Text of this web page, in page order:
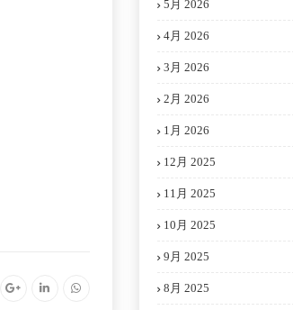
5月 2026
4月 2026
3月 2026
2月 2026
1月 2026
12月 2025
11月 2025
10月 2025
9月 2025
8月 2025